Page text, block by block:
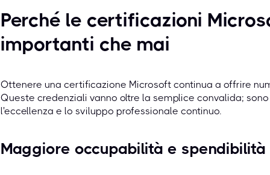
Perché le certificazioni
importanti che mai
Ottenere una certificazione Microsoft continua a offrire
Queste credenziali vanno oltre la semplice convalida;
l'eccellenza e lo sviluppo professionale continuo.
Maggiore occupabilità e